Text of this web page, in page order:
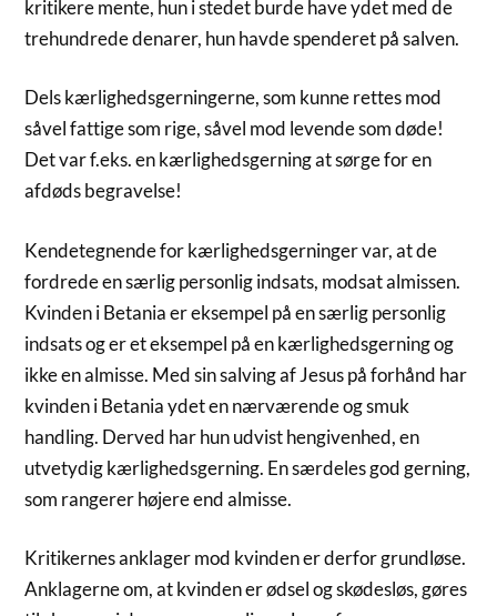
kritikere mente, hun i stedet burde have ydet med de
trehundrede denarer, hun havde spenderet på salven.
Dels kærlighedsgerningerne, som kunne rettes mod
såvel fattige som rige, såvel mod levende som døde!
Det var f.eks. en kærlighedsgerning at sørge for en
afdøds begravelse!
Kendetegnende for kærlighedsgerninger var, at de
fordrede en særlig personlig indsats, modsat almissen.
Kvinden i Betania er eksempel på en særlig personlig
indsats og er et eksempel på en kærlighedsgerning og
ikke en almisse. Med sin salving af Jesus på forhånd har
kvinden i Betania ydet en nærværende og smuk
handling. Derved har hun udvist hengivenhed, en
utvetydig kærlighedsgerning. En særdeles god gerning,
som rangerer højere end almisse.
Kritikernes anklager mod kvinden er derfor grundløse.
Anklagerne om, at kvinden er ødsel og skødesløs, gøres